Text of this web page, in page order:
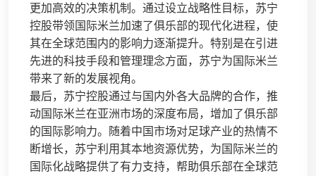
更加高效的决策机制。通过设立战略性目标，苏宁
控股带领国际米兰加速了俱乐部的现代化进程，使
其在全球范围内的影响力逐渐提升。特别是在引进
先进的科技手段和管理理念方面，苏宁为国际米兰
带来了新的发展视角。
最后，苏宁控股通过与国内外各大品牌的合作，推
动国际米兰在亚洲市场的深度布局，增加了俱乐部
的国际影响力。随着中国市场对足球产业的热情不
断增长，苏宁利用其本地资源优势，为国际米兰的
国际化战略提供了有力支持，帮助俱乐部在全球范